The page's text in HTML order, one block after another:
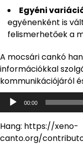
Egyéni
egyénenként is
felismerhetőek a
A mocsári cankó
információkkal
kommunikációjáról
Audió
lejátszó
00:00
Hang: https://xeno-
canto.org/